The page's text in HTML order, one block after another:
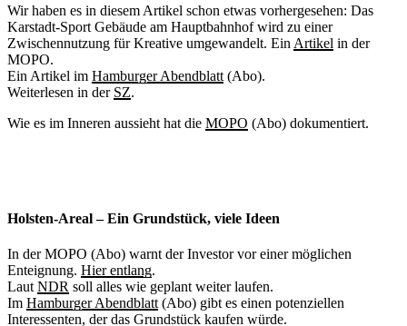
Wir haben es in diesem Artikel schon etwas vorhergesehen: Das
Karstadt-Sport Gebäude am Hauptbahnhof wird zu einer
Zwischennutzung für Kreative umgewandelt. Ein Artikel in der
MOPO.
Ein Artikel im Hamburger Abendblatt (Abo).
Weiterlesen in der SZ.
Wie es im Inneren aussieht hat die MOPO (Abo) dokumentiert.
Holsten-Areal – Ein Grundstück, viele Ideen
In der MOPO (Abo) warnt der Investor vor einer möglichen
Enteignung. Hier entlang.
LautNDR soll alles wie geplant weiter laufen.
Im Hamburger Abendblatt(Abo) gibt es einen potenziellen
Interessenten, der das Grundstück kaufen würde.